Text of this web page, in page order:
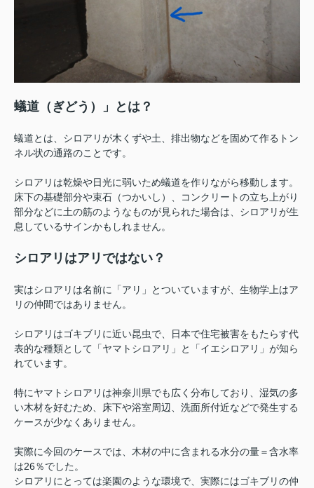
蟻道（ぎどう）」とは？
蟻道とは、シロアリが木くずや土、排出物などを固めて作るトン
ネル状の通路のことです。
シロアリは乾燥や日光に弱いため蟻道を作りながら移動します。
床下の基礎部分や束石（つかいし）、コンクリートの立ち上がり
部分などに土の筋のようなものが見られた場合は、シロアリが生
息しているサインかもしれません。
シロアリはアリではない？
実はシロアリは名前に「アリ」とついていますが、生物学上はア
リの仲間ではありません。
シロアリはゴキブリに近い昆虫で、日本で住宅被害をもたらす代
表的な種類として「ヤマトシロアリ」と「イエシロアリ」が知ら
れています。
特にヤマトシロアリは神奈川県でも広く分布しており、湿気の多
い木材を好むため、床下や浴室周辺、洗面所付近などで発生する
ケースが少なくありません。
実際に今回のケースでは、木材の中に含まれる水分の量＝含水率
は26％でした。
シロアリにとっては楽園のような環境で、実際にはゴキブリの仲